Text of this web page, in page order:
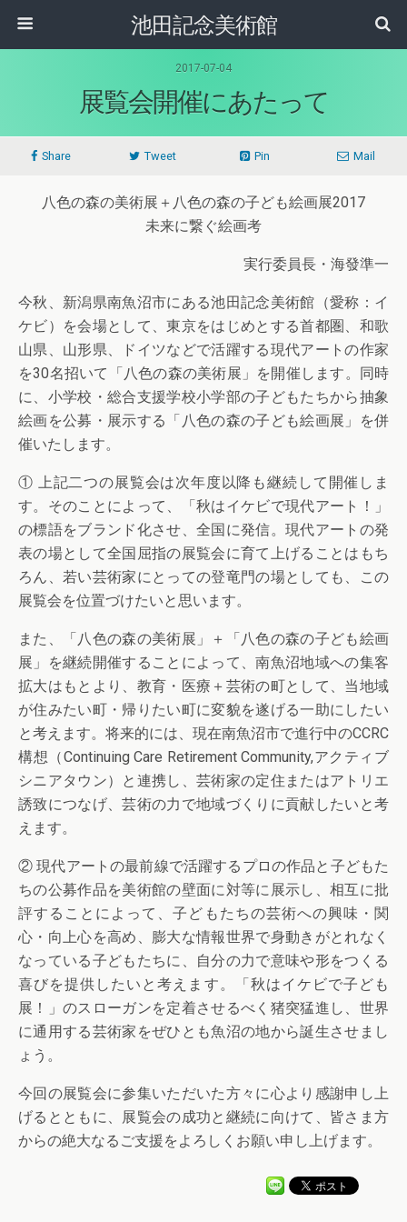
池田記念美術館
2017-07-04
展覧会開催にあたって
Share Tweet Pin Mail
八色の森の美術展＋八色の森の子ども絵画展2017
未来に繋ぐ絵画考
実行委員長・海發準一
今秋、新潟県南魚沼市にある池田記念美術館（愛称：イ
ケビ）を会場として、東京をはじめとする首都圏、和歌
山県、山形県、ドイツなどで活躍する現代アートの作家
を30名招いて「八色の森の美術展」を開催します。同時
に、小学校・総合支援学校小学部の子どもたちから抽象
絵画を公募・展示する「八色の森の子ども絵画展」を併
催いたします。
① 上記二つの展覧会は次年度以降も継続して開催しま
す。そのことによって、「秋はイケビで現代アート！」
の標語をブランド化させ、全国に発信。現代アートの発
表の場として全国屈指の展覧会に育て上げることはもち
ろん、若い芸術家にとっての登竜門の場としても、この
展覧会を位置づけたいと思います。
また、「八色の森の美術展」＋「八色の森の子ども絵画
展」を継続開催することによって、南魚沼地域への集客
拡大はもとより、教育・医療＋芸術の町として、当地域
が住みたい町・帰りたい町に変貌を遂げる一助にしたい
と考えます。将来的には、現在南魚沼市で進行中のCCRC
構想（Continuing Care Retirement Community,アクティブ
シニアタウン）と連携し、芸術家の定住またはアトリエ
誘致につなげ、芸術の力で地域づくりに貢献したいと考
えます。
② 現代アートの最前線で活躍するプロの作品と子どもた
ちの公募作品を美術館の壁面に対等に展示し、相互に批
評することによって、子どもたちの芸術への興味・関
心・向上心を高め、膨大な情報世界で身動きがとれなく
なっている子どもたちに、自分の力で意味や形をつくる
喜びを提供したいと考えます。「秋はイケビで子ども
展！」のスローガンを定着させるべく猪突猛進し、世界
に通用する芸術家をぜひとも魚沼の地から誕生させまし
ょう。
今回の展覧会に参集いただいた方々に心より感謝申し上
げるとともに、展覧会の成功と継続に向けて、皆さま方
からの絶大なるご支援をよろしくお願い申し上げます。